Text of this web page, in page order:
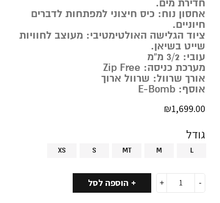
חדירת מים.
אחסון נוח: כיס חיצוני למפתחות לדברים
חיוניים.
ציוד הגלישה האולטימטיבי: מעוצב לחוויות
שייט בשיאן.
עובי: 3/2 מ”מ
מערכת כניסה: Zip Free
אורך שרוול: שרוול ארוך
אוסף: E-Bomb
₪1,699.00
גודל
L
M
MT
S
XS
הוספה לסל